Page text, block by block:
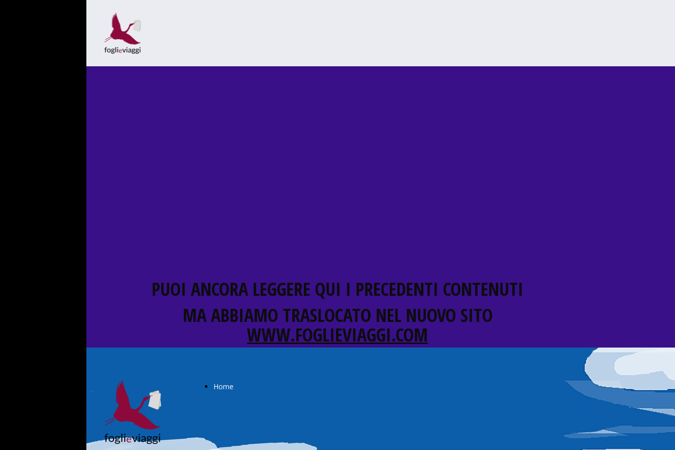
PUOI ANCORA LEGGERE QUI I PRECEDENTI CONTENUTI
MA ABBIAMO TRASLOCATO NEL NUOVO SITO
WWW.FOGLIEVIAGGI.COM
Home